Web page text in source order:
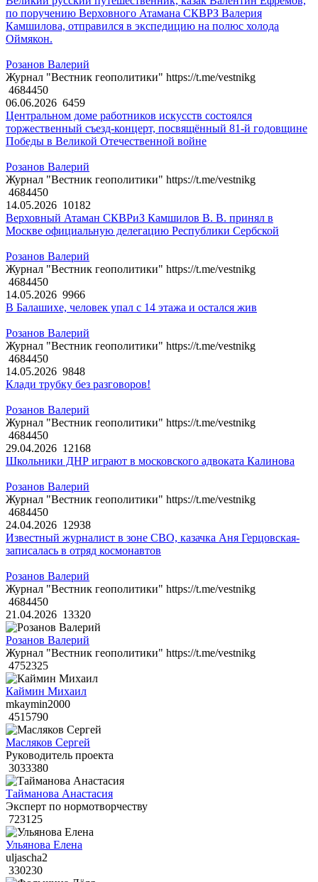
по поручению Верховного Атамана СКВРЗ Валерия
Камшилова, отправился в экспедицию на полюс холода
Оймякон.
Розанов Валерий
Журнал "Вестник геополитики" https://t.me/vestnikg
4684450
06.06.2026 6459
Центральном доме работников искусств состоялся
торжественный съезд-концерт, посвящённый 81-й годовщине
Победы в Великой Отечественной войне
Розанов Валерий
Журнал "Вестник геополитики" https://t.me/vestnikg
4684450
14.05.2026 10182
Верховный Атаман СКВРиЗ Камшилов В. В. принял в
Москве официальную делегацию Республики Сербской
Розанов Валерий
Журнал "Вестник геополитики" https://t.me/vestnikg
4684450
14.05.2026 9966
В Балашихе, человек упал с 14 этажа и остался жив
Розанов Валерий
Журнал "Вестник геополитики" https://t.me/vestnikg
4684450
14.05.2026 9848
Клади трубку без разговоров!
Розанов Валерий
Журнал "Вестник геополитики" https://t.me/vestnikg
4684450
29.04.2026 12168
Школьники ДНР играют в московского адвоката Калинова
Розанов Валерий
Журнал "Вестник геополитики" https://t.me/vestnikg
4684450
24.04.2026 12938
Известный журналист в зоне СВО, казачка Аня Герцовская-
записалась в отряд космонавтов
Розанов Валерий
Журнал "Вестник геополитики" https://t.me/vestnikg
4684450
21.04.2026 13320
Розанов Валерий
Журнал "Вестник геополитики" https://t.me/vestnikg
4752325
Каймин Михаил
mkaymin2000
4515790
Масляков Сергей
Руководитель проекта
3033380
Тайманова Анастасия
Эксперт по нормотворчеству
723125
Ульянова Елена
uljascha2
330230